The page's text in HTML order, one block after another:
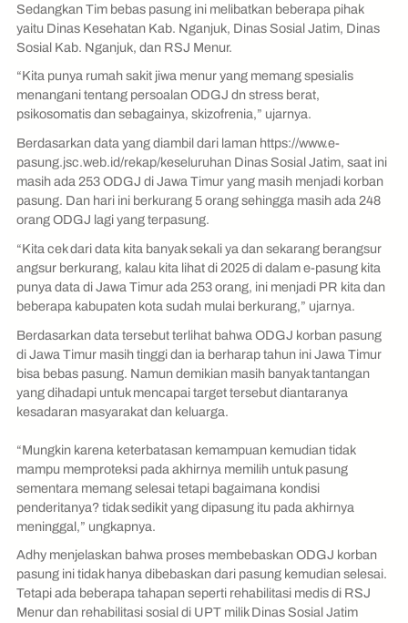
Sedangkan Tim bebas pasung ini melibatkan beberapa pihak
yaitu Dinas Kesehatan Kab. Nganjuk, Dinas Sosial Jatim, Dinas
Sosial Kab. Nganjuk, dan RSJ Menur.
“Kita punya rumah sakit jiwa menur yang memang spesialis
menangani tentang persoalan ODGJ dn stress berat,
psikosomatis dan sebagainya, skizofrenia,” ujarnya.
Berdasarkan data yang diambil dari laman https://www.e-
pasung.jsc.web.id/rekap/keseluruhan Dinas Sosial Jatim, saat ini
masih ada 253 ODGJ di Jawa Timur yang masih menjadi korban
pasung. Dan hari ini berkurang 5 orang sehingga masih ada 248
orang ODGJ lagi yang terpasung.
“Kita cek dari data kita banyak sekali ya dan sekarang berangsur
angsur berkurang, kalau kita lihat di 2025 di dalam e-pasung kita
punya data di Jawa Timur ada 253 orang, ini menjadi PR kita dan
beberapa kabupaten kota sudah mulai berkurang,” ujarnya.
Berdasarkan data tersebut terlihat bahwa ODGJ korban pasung
di Jawa Timur masih tinggi dan ia berharap tahun ini Jawa Timur
bisa bebas pasung. Namun demikian masih banyak tantangan
yang dihadapi untuk mencapai target tersebut diantaranya
kesadaran masyarakat dan keluarga.
“Mungkin karena keterbatasan kemampuan kemudian tidak
mampu memproteksi pada akhirnya memilih untuk pasung
sementara memang selesai tetapi bagaimana kondisi
penderitanya? tidak sedikit yang dipasung itu pada akhirnya
meninggal,” ungkapnya.
Adhy menjelaskan bahwa proses membebaskan ODGJ korban
pasung ini tidak hanya dibebaskan dari pasung kemudian selesai.
Tetapi ada beberapa tahapan seperti rehabilitasi medis di RSJ
Menur dan rehabilitasi sosial di UPT milik Dinas Sosial Jatim